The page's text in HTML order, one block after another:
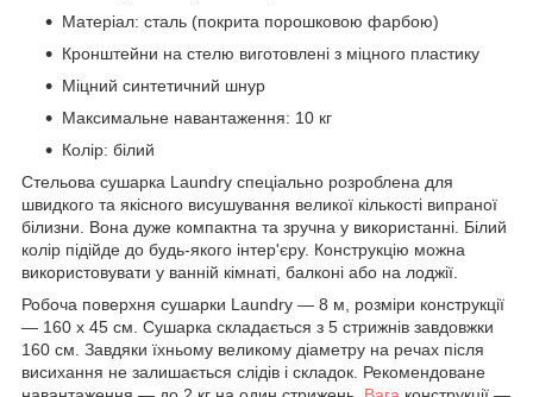
Матеріал: сталь (покрита порошковою фарбою)
Кронштейни на стелю виготовлені з міцного пластику
Міцний синтетичний шнур
Максимальне навантаження: 10 кг
Колір: білий
Стельова сушарка Laundry спеціально розроблена для
швидкого та якісного висушування великої кількості випраної
білизни. Вона дуже компактна та зручна у використанні. Білий
колір підійде до будь-якого інтер'єру. Конструкцію можна
використовувати у ванній кімнаті, балконі або на лоджії.
Робоча поверхня сушарки Laundry — 8 м, розміри конструкції
— 160 х 45 см. Сушарка складається з 5 стрижнів завдовжки
160 см. Завдяки їхньому великому діаметру на речах після
висихання не залишається слідів і складок. Рекомендоване